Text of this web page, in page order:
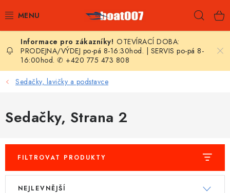
na
E-SHOP
AKČNÍ SLEVY
ZPRAVODAJ
LODNÍ MOTORY
OTEVÍRACÍ DOBA:
PRODEJNA/VÝDEJ po-pá 8-16:30hod. | SERVIS po-pá 8-
16:00hod. ✆ +420 775 473 808
Sedačky, lavičky a podstavce
Sedačky, Strana 2
FILTROVAT PRODUKTY
V
Ř
NEJLEVNĚJŠÍ